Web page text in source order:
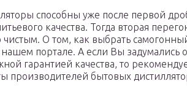
способны уже после первой
качества. Тогда вторая
чистым. О том, как выбрать
портале. А если Вы задумались
гарантией качества, то
производителей бытовых